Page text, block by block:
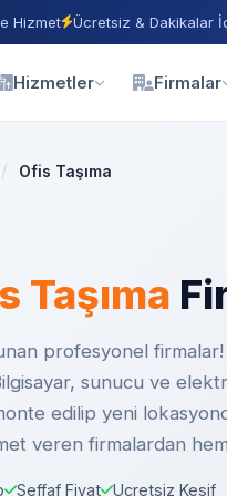
Hizmet Ücretsiz & Dakikalar
Hizmetler Firmalar
Ofis Taşıma
Taşıma
profesyonel
sunucu ve
edilip yeni
veren firmalardan
Seffaf Fiyat Ucretsiz Kesif